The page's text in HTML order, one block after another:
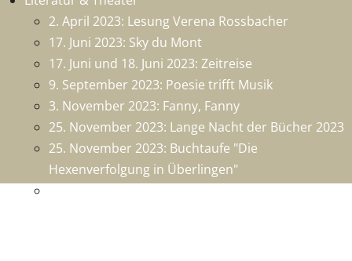
2. April 2023: Lesung Verena Rossbacher
17. Juni 2023: Sky du Mont
17. Juni und 18. Juni 2023: Zeitreise
9. September 2023: Poesie trifft Musik
3. November 2023: Fanny, Fanny
25. November 2023: Lange Nacht der Bücher 2023
25. November 2023: Buchtaufe "Die
Hexenverfolgung in Überlingen"